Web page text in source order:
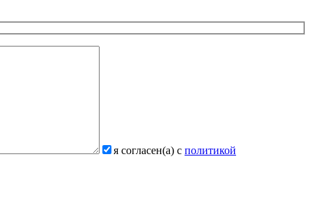
я согласен(а) с политикой